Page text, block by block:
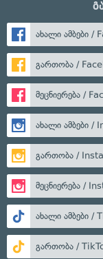
ახალი ამბები /
გართობა /
მეცნიერება /
ახალი ამბები /
გართობა /
მეცნიერება /
ახალი ამბები /
გართობა /